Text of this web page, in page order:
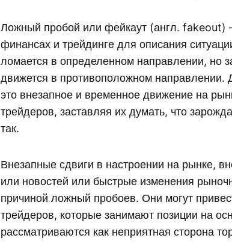
Ложный пробой или фейкаут (англ. fakeout)
финансах и трейдинге для описания
ломается в определенном направлении, но
движется в противоположном
это внезапное и временное движение на
трейдеров, заставляя их думать, что
так.
Внезапные сдвиги в настроении на рынке,
или новостей или быстрые изменения
причиной ложный пробоев. Они могут
трейдеров, которые занимают позиции на
рассматриваются как неприятная сторона